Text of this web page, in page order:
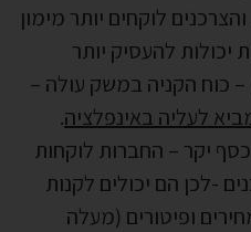
לוקחים יותר מימון
יכולות להעסיק יותר
כוח הקניה במשק עולה –
לעליה באינפלציה.
יקר – החברות לוקחות
-לכן הם יכולים לקנות
ופיטורים (מעלה